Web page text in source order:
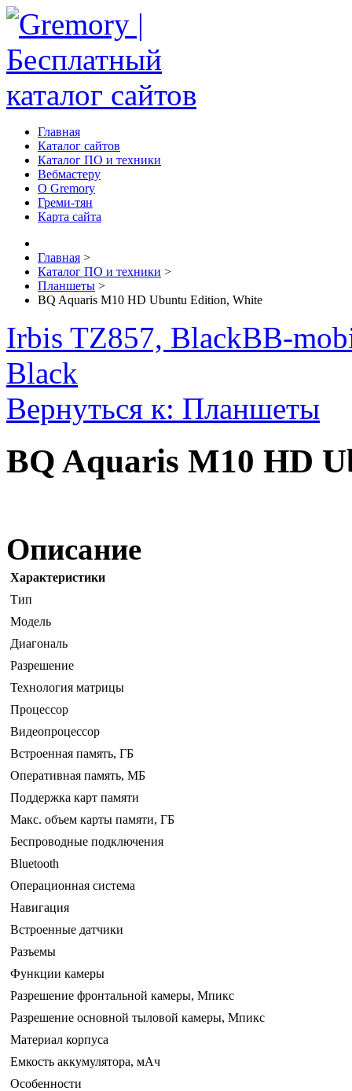
Главная
Каталог сайтов
Каталог ПО и техники
Вебмастеру
О Gremory
Греми-тян
Карта сайта
Главная >
Каталог ПО и техники >
Планшеты >
BQ Aquaris M10 HD Ubuntu Edition, White
Irbis TZ857, BlackBB-
Black
Вернуться к: Планшеты
BQ Aquaris M10 HD
Описание
Характеристики
Тип
Модель
Диагональ
Разрешение
Технология матрицы
Процессор
Видеопроцессор
Встроенная память, ГБ
Оперативная память, МБ
Поддержка карт памяти
Макс. объем карты памяти, ГБ
Беспроводные подключения
Bluetooth
Операционная система
Навигация
Встроенные датчики
Разъемы
Функции камеры
Разрешение фронтальной камеры, Мпикс
Разрешение основной тыловой камеры, Мпикс
Материал корпуса
Емкость аккумулятора, мАч
Особенности